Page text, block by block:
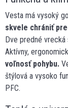
Vesta má vysoký
skvele chrániť
Dve predné vrecká
Aktívny,
voľnosť pohybu.
štýlová a vysoko
PFC.